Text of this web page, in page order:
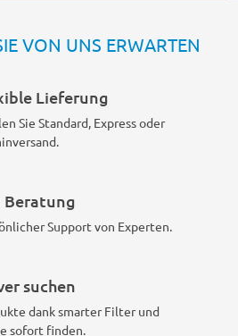
VON UNS ERWARTEN
Lieferung
Sie Standard, Express oder
Beratung
Support von Experten.
suchen
dank smarter Filter und
sofort finden.